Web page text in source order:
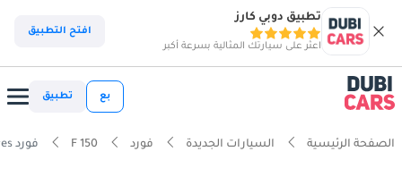
تطبيق دوبي كارز
اعثر على سيارتك المثالية بسرعة أكبر
افتح التطبيق
بع تطبيق
الصفحة الرئيسية السيارات الجديدة فورد F 150 فورد F 150 interior, exterior pictures